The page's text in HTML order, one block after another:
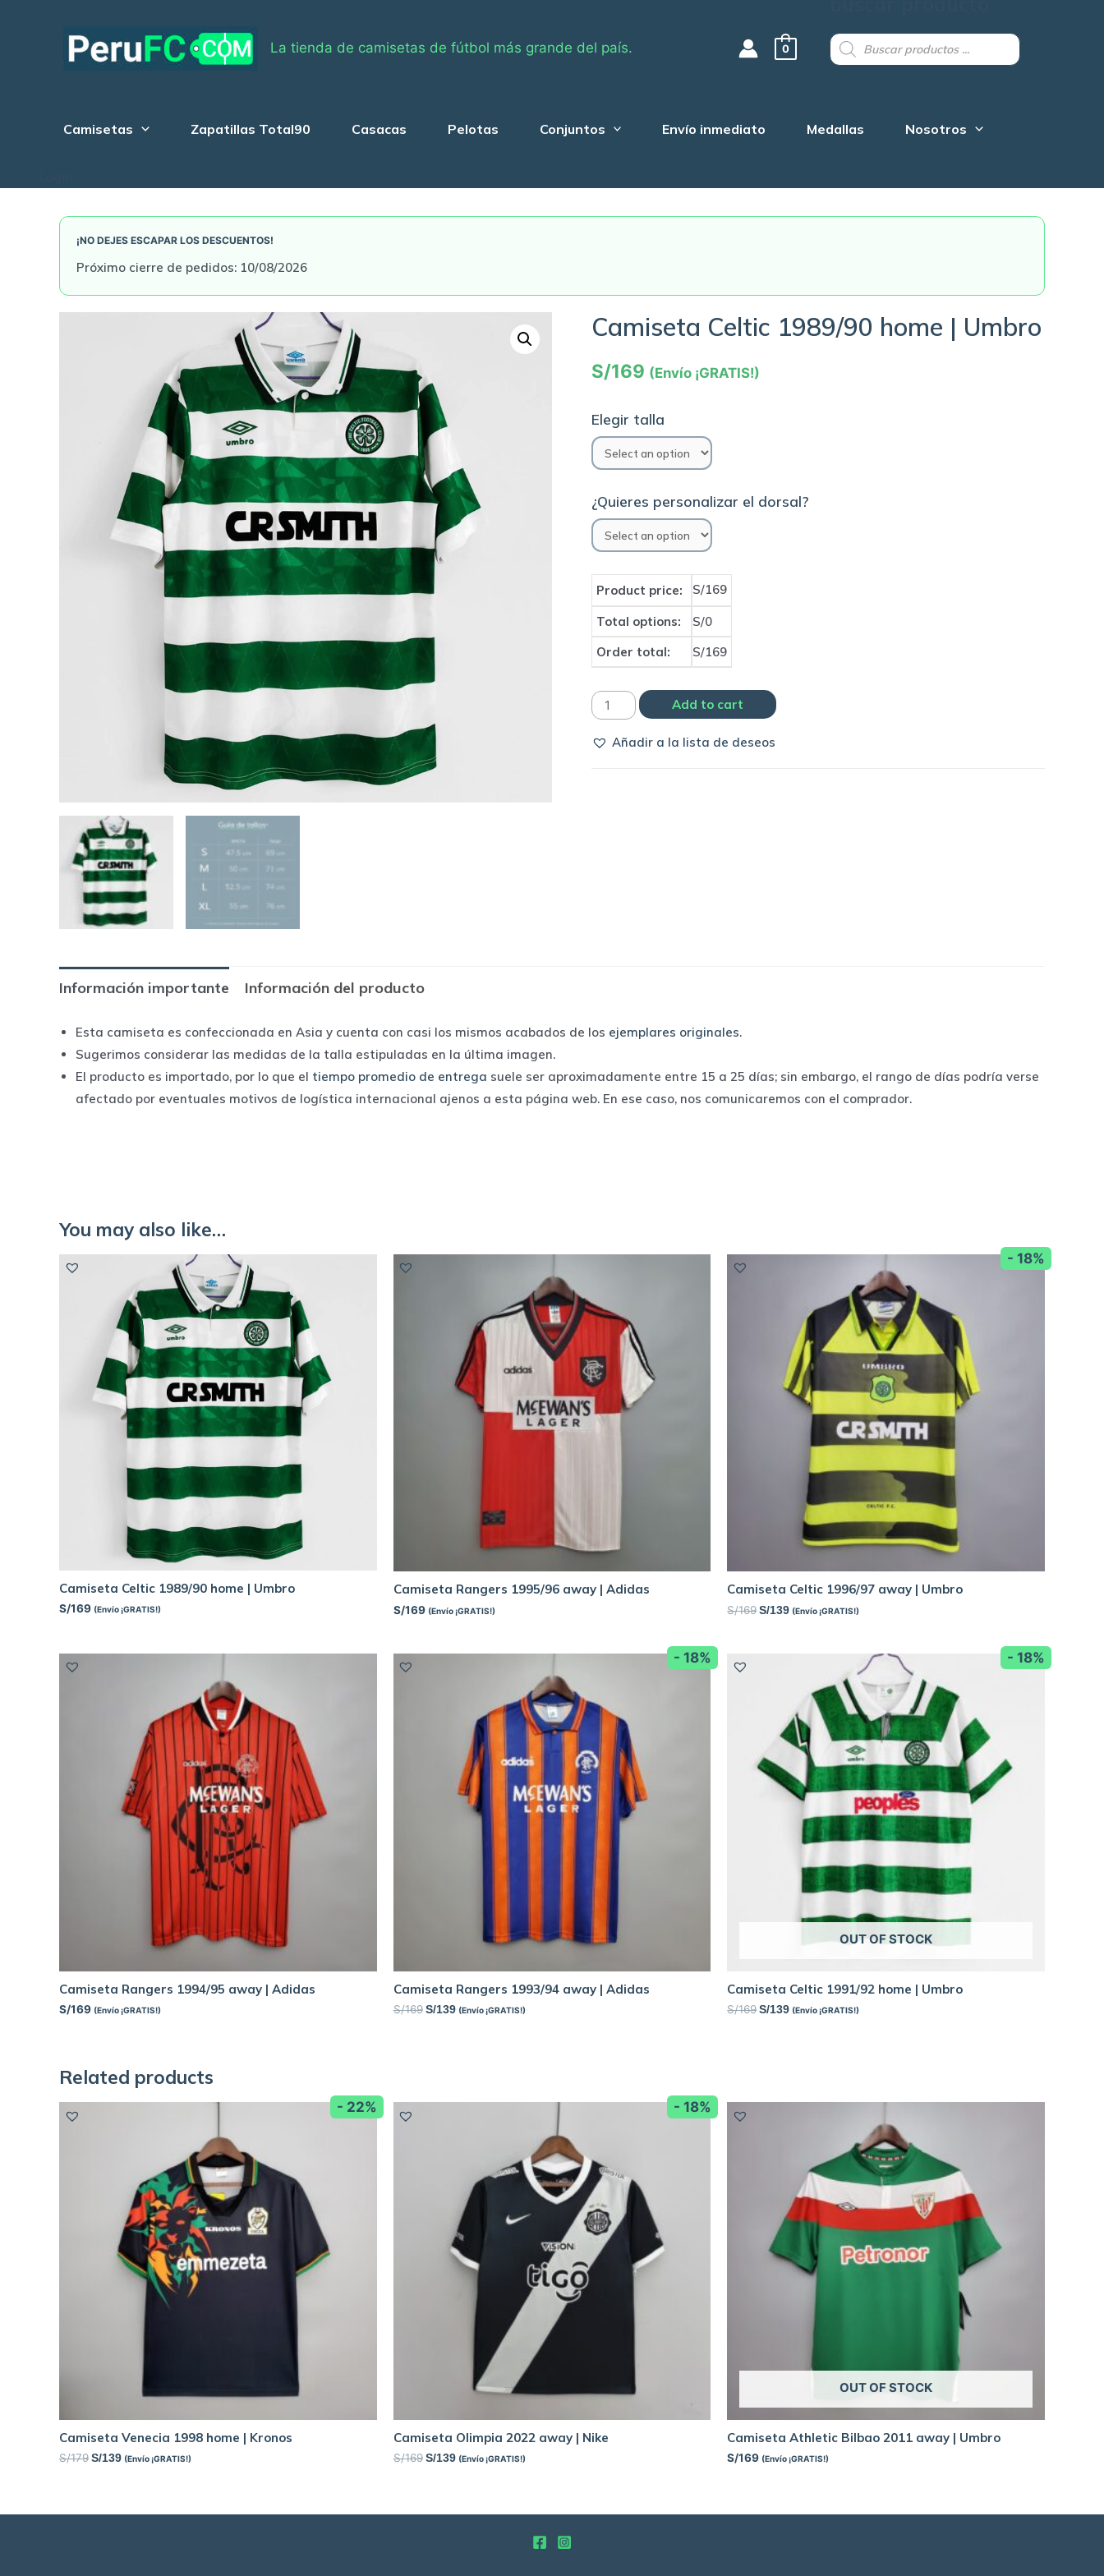
La tienda de camisetas de fútbol más grande del país. 0
Products
search
Camisetas Zapatillas Total90 Casacas Pelotas Conjuntos Envío inmediato Medallas Nosotros
¡NO DEJES ESCAPAR LOS DESCUENTOS!
Próximo cierre de pedidos: 10/08/2026
Camiseta Celtic 1989/90 home | Umbro
S/169 (Envío ¡GRATIS!)
Elegir talla
¿Quieres personalizar el dorsal?
Product price: S/169
Total options:
S/0
Order total:
S/169
Camiseta
1989/90
Add to cart
Añadir a la lista de deseos
Información importante Información del producto
Esta camiseta es confeccionada en Asia y cuenta con casi los mismos acabados de los ejemplares originales.
Sugerimos considerar las medidas de la talla estipuladas en la última imagen.
El producto es importado, por lo que el tiempo promedio de entrega suele ser aproximadamente entre 15 a 25 días; sin embargo, el rango de días podría verse
afectado por eventuales motivos de logística internacional ajenos a esta página web. En ese caso, nos comunicaremos con el comprador.
You may also like…
Camiseta Celtic 1989/90 home | Umbro
S/169 (Envío ¡GRATIS!)
Camiseta Rangers 1995/96 away | Adidas
S/169 (Envío ¡GRATIS!)
- 18%
Camiseta Celtic 1996/97 away | Umbro
S/169 S/139 (Envío ¡GRATIS!)
Camiseta Rangers 1994/95 away | Adidas
S/169 (Envío ¡GRATIS!)
- 18%
Camiseta Rangers 1993/94 away | Adidas
S/169 S/139 (Envío ¡GRATIS!)
- 18%
OUT OF STOCK
Camiseta Celtic 1991/92 home | Umbro
S/169 S/139 (Envío ¡GRATIS!)
Related products
- 22%
Camiseta Venecia 1998 home | Kronos
S/179 S/139 (Envío ¡GRATIS!)
- 18%
Camiseta Olimpia 2022 away | Nike
S/169 S/139 (Envío ¡GRATIS!)
OUT OF STOCK
Camiseta Athletic Bilbao 2011 away | Umbro
S/169 (Envío ¡GRATIS!)